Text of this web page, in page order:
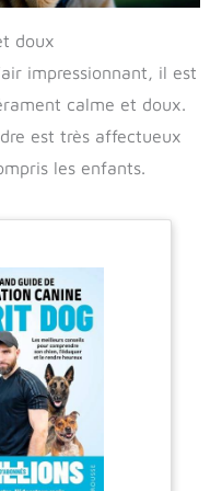
odeur délicate qui
le temps.
doux
impressionnant, il est
calme et doux.
est très affectueux
les enfants.